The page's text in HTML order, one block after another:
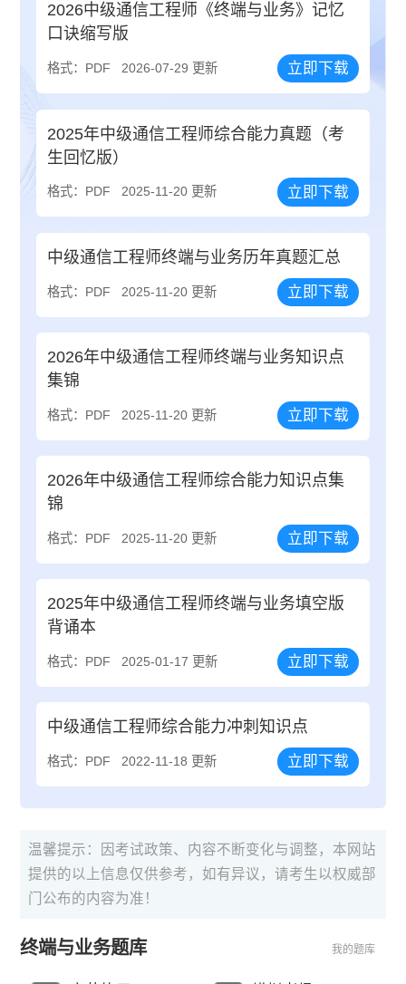
2026中级通信工程师《终端与业务》记忆
口诀缩写版
格式：PDF 2026-07-29 更新 立即下载
2025年中级通信工程师综合能力真题（考
生回忆版）
格式：PDF 2025-11-20 更新 立即下载
中级通信工程师终端与业务历年真题汇总
格式：PDF 2025-11-20 更新 立即下载
2026年中级通信工程师终端与业务知识点
集锦
格式：PDF 2025-11-20 更新 立即下载
2026年中级通信工程师综合能力知识点集
锦
格式：PDF 2025-11-20 更新 立即下载
2025年中级通信工程师终端与业务填空版
背诵本
格式：PDF 2025-01-17 更新 立即下载
中级通信工程师综合能力冲刺知识点
格式：PDF 2022-11-18 更新 立即下载
温馨提示：因考试政策、内容不断变化与调整，本网站
提供的以上信息仅供参考，如有异议，请考生以权威部
门公布的内容为准！
终端与业务题库 我的题库